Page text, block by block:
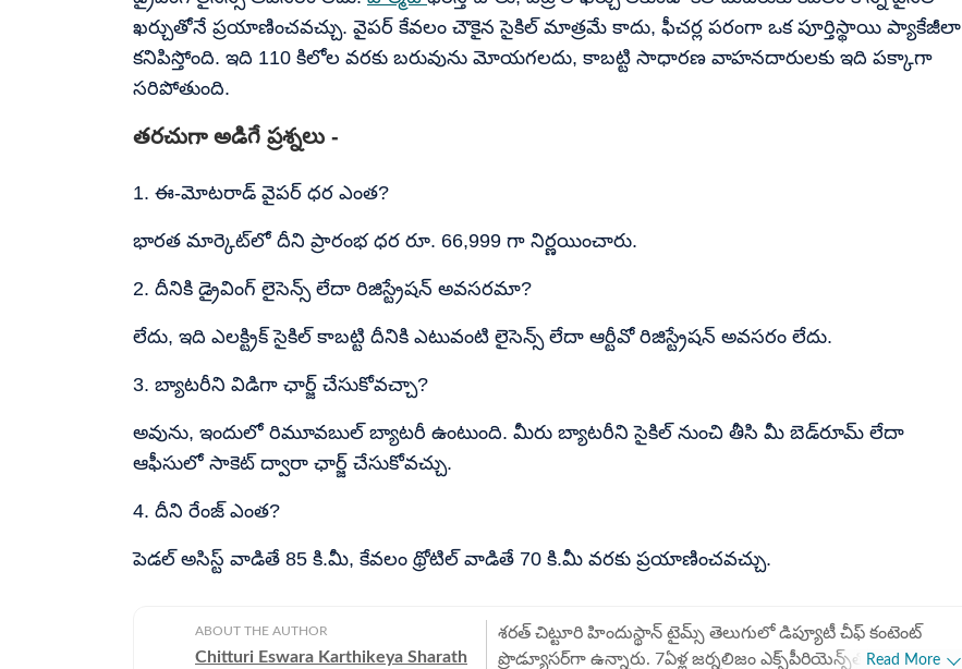
ఖర్చుతోనే ప్రయాణించవచ్చు. వైపర్ కేవలం చౌకైన సైకిల్ మాత్రమే కాదు, ఫీచర్ల పరంగా ఒక పూర్తిస్థాయి ప్యాకేజీలా
కనిపిస్తోంది. ఇది 110 కిలోల వరకు బరువును మోయగలదు, కాబట్టి సాధారణ వాహనదారులకు ఇది పక్కాగా
సరిపోతుంది.
తరచుగా అడిగే ప్రశ్నలు -
1. ఈ-మోటరాడ్ వైపర్ ధర ఎంత?
భారత మార్కెట్​లో దీని ప్రారంభ ధర రూ. 66,999 గా నిర్ణయించారు.
2. దీనికి డ్రైవింగ్ లైసెన్స్ లేదా రిజిస్ట్రేషన్ అవసరమా?
లేదు, ఇది ఎలక్ట్రిక్ సైకిల్ కాబట్టి దీనికి ఎటువంటి లైసెన్స్ లేదా ఆర్టీవో రిజిస్ట్రేషన్ అవసరం లేదు.
3. బ్యాటరీని విడిగా ఛార్జ్ చేసుకోవచ్చా?
అవును, ఇందులో రిమూవబుల్ బ్యాటరీ ఉంటుంది. మీరు బ్యాటరీని సైకిల్ నుంచి తీసి మీ బెడ్​రూమ్ లేదా
ఆఫీసులో సాకెట్ ద్వారా ఛార్జ్ చేసుకోవచ్చు.
4. దీని రేంజ్ ఎంత?
పెడల్ అసిస్ట్ వాడితే 85 కి.మీ, కేవలం థ్రోటిల్ వాడితే 70 కి.మీ వరకు ప్రయాణించవచ్చు.
ABOUT THE AUTHOR
Chitturi Eswara Karthikeya Sharath
శరత్​ చిట్టూరి హిందుస్థాన్ టైమ్స్ తెలుగులో డిప్యూటీ చీఫ్​ కంటెంట్
ప్రొడ్యూసర్‌గా ఉన్నారు. 7ఏళ్ల జర్నలిజం ఎక్స్​పీరియెన్స్​తో ఇక్కడ
Read More